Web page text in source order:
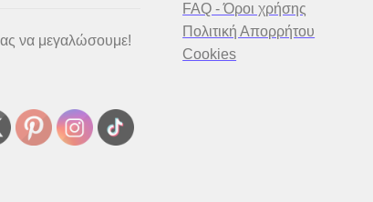
να μεγαλώσουμε!
FAQ - Όροι χρήσης
Πολιτική Απορρήτου
Cookies